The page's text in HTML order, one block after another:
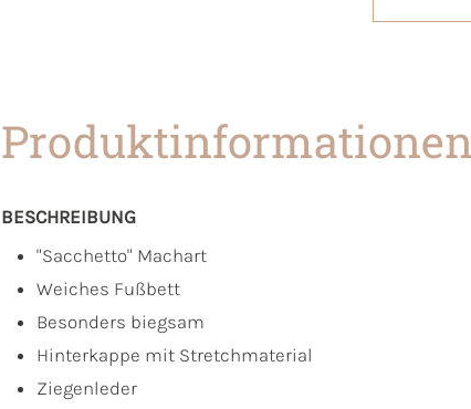
Produktinformationen
BESCHREIBUNG
"Sacchetto" Machart
Weiches Fußbett
Besonders biegsam
Hinterkappe mit Stretchmaterial
Ziegenleder